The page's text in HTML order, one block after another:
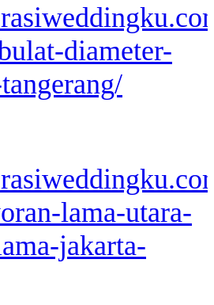
diameter-
lama-utara-
jakarta-